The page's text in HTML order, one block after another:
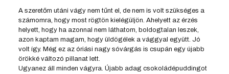
A szeretőm utáni vágy nem tűnt el, de nem is volt szükséges a
számomra, hogy most rögtön kielégüljön. Ahelyett az érzés
helyett, hogy ha azonnal nem láthatom, boldogtalan leszek,
azon kaptam magam, hogy üldögélek a vággyal együtt. Jó
volt így. Még ez az óriási nagy sóvárgás is csupán egy újabb
örökké változó pillanat lett.
Ugyanez áll minden vágyra. Újabb adag csokoládépuddingot